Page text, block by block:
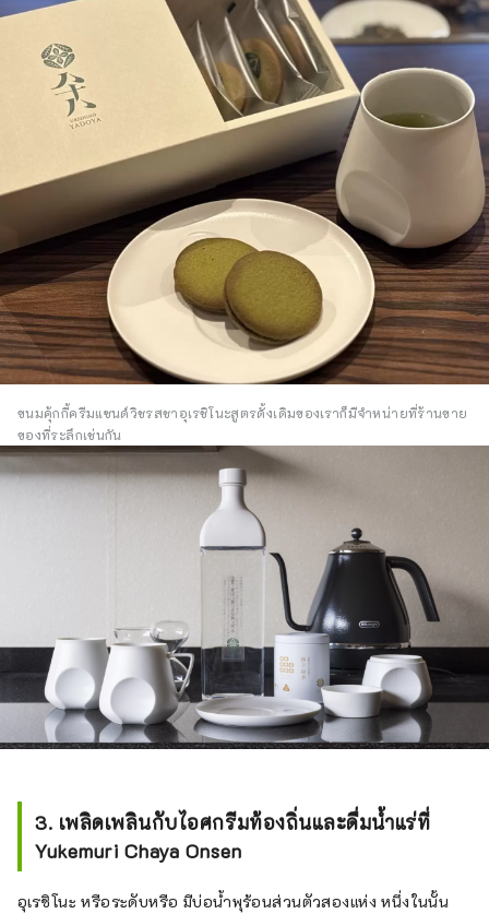
ขนมคุ้กกี้ครีมแซนด์วิชรสชาอุเรชิโนะสูตรดั้งเดิมของเราก็มีจำหน่ายที่ร้านขาย
ของที่ระลึกเช่นกัน
3. เพลิดเพลินกับไอศกรีมท้องถิ่นและดื่มน้ำแร่ที่
Yukemuri Chaya Onsen
อุเรชิโนะ หรือระดับหรือ มีบ่อน้ำพุร้อนส่วนตัวสองแห่ง หนึ่งในนั้น